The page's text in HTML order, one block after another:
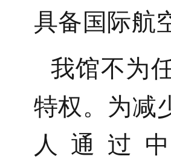
具备国际航
我馆不为
特权。为减
人通过